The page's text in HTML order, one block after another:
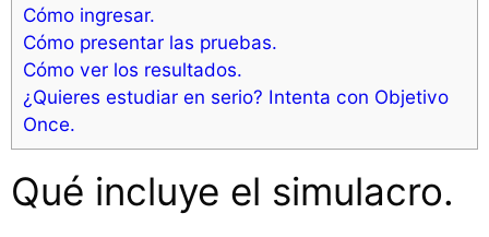
Cómo ingresar.
Cómo presentar las pruebas.
Cómo ver los resultados.
¿Quieres estudiar en serio? Intenta con Objetivo
Once.
Qué incluye el simulacro.